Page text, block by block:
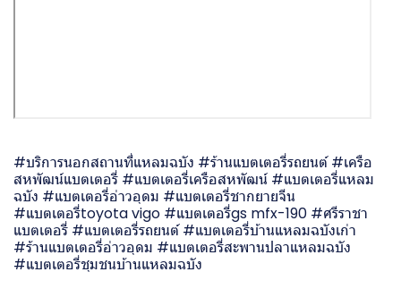
#บริการนอกสถานที่แหลมฉบัง #ร้านแบตเตอรี่รถยนต์ #เครือ
สหพัฒน์แบตเตอรี่ #แบตเตอรี่เครือสหพัฒน์ #แบตเตอรี่แหลม
ฉบัง #แบตเตอรี่อ่าวอุดม #แบตเตอรี่ชากยายจีน
#แบตเตอรี่toyota vigo #แบตเตอรี่gs mfx-190 #ศรีราชา
แบตเตอรี่ #แบตเตอรี่รถยนต์ #แบตเตอรี่บ้านแหลมฉบังเก่า
#ร้านแบตเตอรี่อ่าวอุดม #แบตเตอรี่สะพานปลาแหลมฉบัง
#แบตเตอรี่ชุมชนบ้านแหลมฉบัง